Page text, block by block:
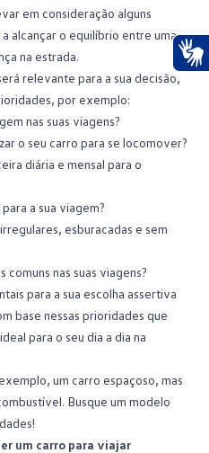
em consideração alguns
alcançar o equilíbrio entre uma
na estrada.
relevante para a sua decisão,
por exemplo:
nas suas viagens?
o seu carro para se locomover?
diária e mensal para o
a sua viagem?
esburacadas e sem
nas suas viagens?
para a sua escolha assertiva
base nessas prioridades que
para o seu dia a dia na
um carro espaçoso, mas
Busque um modelo
um carro para viajar